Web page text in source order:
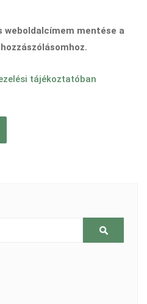
weboldalcímem mentése a
tájékoztatóban